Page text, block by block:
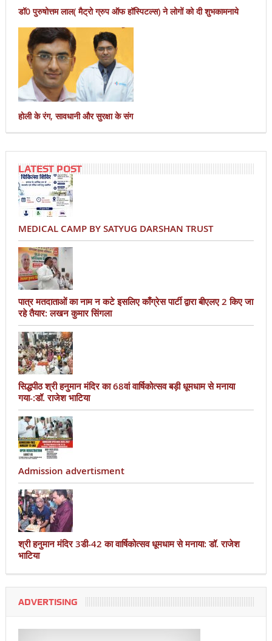
डॉ0 पुरुषोत्तम लाल( मैट्रो ग्रुप ऑफ हॉस्पिटल्स) ने लोगों को दी शुभकामनाये
होली के रंग, सावधानी और सुरक्षा के संग
LATEST POST
MEDICAL CAMP BY SATYUG DARSHAN TRUST
पात्र मतदाताओं का नाम न कटे इसलिए काँग्रेस पार्टी द्वारा बीएलए 2 किए जा
रहे तैयार: लखन कुमार सिंगला
सिद्धपीठ श्री हनुमान मंदिर का 68वां वार्षिकोत्सव बड़ी धूमधाम से मनाया
गया-:डॉ. राजेश भाटिया
Admission advertisment
श्री हनुमान मंदिर 3डी-42 का वार्षिकोत्सव धूमधाम से मनाया: डॉ. राजेश
भाटिया
ADVERTISING